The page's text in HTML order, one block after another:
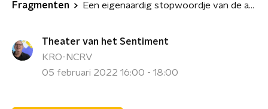
Fragmenten Een eigenaardig stopwoordje van de aftredende Koningin Juliana
Theater van het Sentiment
KRO-NCRV
05 februari 2022 16:00 - 18:00